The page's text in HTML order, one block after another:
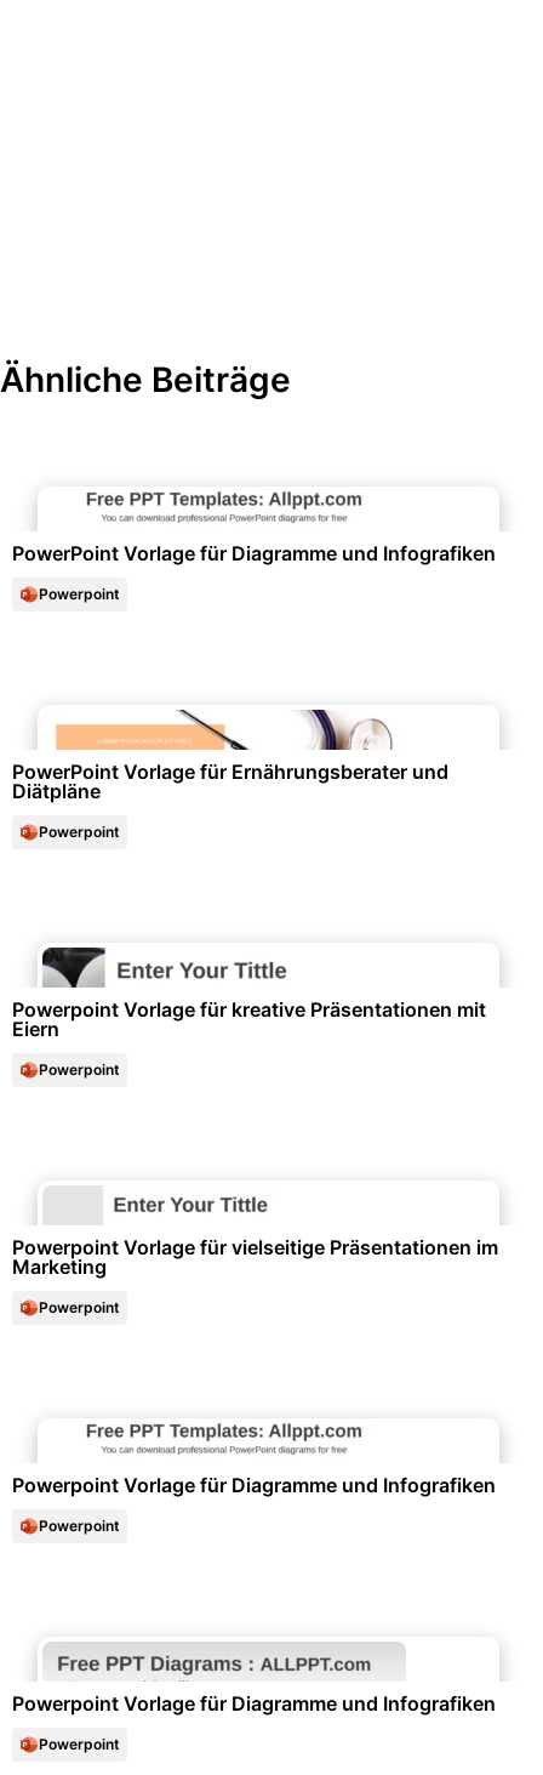
Ähnliche Beiträge
PowerPoint Vorlage für Diagramme und Infografiken
Powerpoint
PowerPoint Vorlage für Ernährungsberater und
Diätpläne
Powerpoint
Powerpoint Vorlage für kreative Präsentationen mit
Eiern
Powerpoint
Powerpoint Vorlage für vielseitige Präsentationen im
Marketing
Powerpoint
Powerpoint Vorlage für Diagramme und Infografiken
Powerpoint
Powerpoint Vorlage für Diagramme und Infografiken
Powerpoint